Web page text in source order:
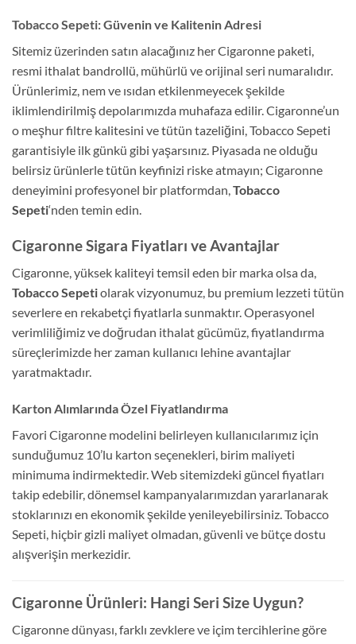
Tobacco Sepeti: Güvenin ve Kalitenin Adresi
Sitemiz üzerinden satın alacağınız her Cigaronne paketi,
resmi ithalat bandrollü, mühürlü ve orijinal seri numaralıdır.
Ürünlerimiz, nem ve ısıdan etkilenmeyecek şekilde
iklimlendirilmiş depolarımızda muhafaza edilir. Cigaronne’un
o meşhur filtre kalitesini ve tütün tazeliğini, Tobacco Sepeti
garantisiyle ilk günkü gibi yaşarsınız. Piyasada ne olduğu
belirsiz ürünlerle tütün keyfinizi riske atmayın; Cigaronne
deneyimini profesyonel bir platformdan, Tobacco
Sepeti‘nden temin edin.
Cigaronne Sigara Fiyatları ve Avantajlar
Cigaronne, yüksek kaliteyi temsil eden bir marka olsa da,
Tobacco Sepetiolarak vizyonumuz, bu premium lezzeti tütün
severlere en rekabetçi fiyatlarla sunmaktır. Operasyonel
verimliliğimiz ve doğrudan ithalat gücümüz, fiyatlandırma
süreçlerimizde her zaman kullanıcı lehine avantajlar
yaratmaktadır.
Karton Alımlarında Özel Fiyatlandırma
Favori Cigaronne modelini belirleyen kullanıcılarımız için
sunduğumuz 10’lu karton seçenekleri, birim maliyeti
minimuma indirmektedir. Web sitemizdeki güncel fiyatları
takip edebilir, dönemsel kampanyalarımızdan yararlanarak
stoklarınızı en ekonomik şekilde yenileyebilirsiniz. Tobacco
Sepeti, hiçbir gizli maliyet olmadan, güvenli ve bütçe dostu
alışverişin merkezidir.
Cigaronne Ürünleri: Hangi Seri Size Uygun?
Cigaronne dünyası, farklı zevklere ve içim tercihlerine göre